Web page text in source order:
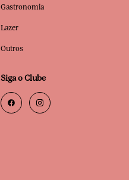
Gastronomia
Lazer
Outros
Siga o Clube